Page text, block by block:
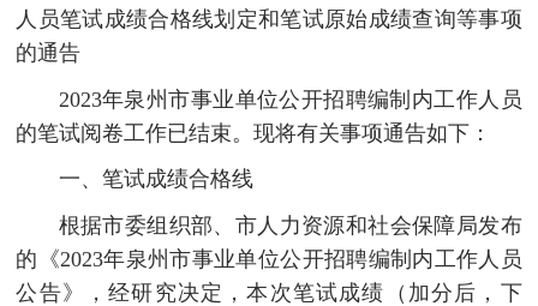
人员笔试成绩合格线划定和笔试原始成绩查询等事项
的通告
2023年泉州市事业单位公开招聘编制内工作人员
的笔试阅卷工作已结束。现将有关事项通告如下：
一、笔试成绩合格线
根据市委组织部、市人力资源和社会保障局发布
的《2023年泉州市事业单位公开招聘编制内工作人员
公告》，经研究决定，本次笔试成绩（加分后，下